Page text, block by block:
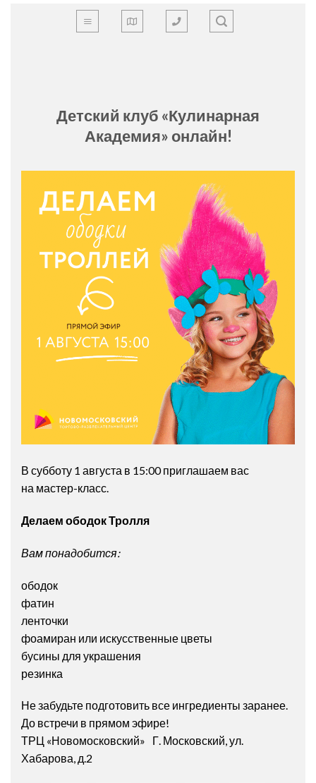
Детский клуб «Кулинарная
Академия» онлайн!
В субботу 1 августа в 15:00 приглашаем вас
на мастер-класс.
Делаем ободок Тролля
Вам понадобится:
ободок
фатин
ленточки
фоамиран или искусственные цветы
бусины для украшения
резинка
Не забудьте подготовить все ингредиенты заранее.
До встречи в прямом эфире!
ТРЦ «Новомосковский» Г. Московский, ул.
Хабарова, д.2